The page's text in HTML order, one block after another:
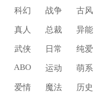
科幻 战争 古风
真人 总裁 异能
武侠 日常 纯爱
ABO 运动 萌系
爱情 魔法 历史